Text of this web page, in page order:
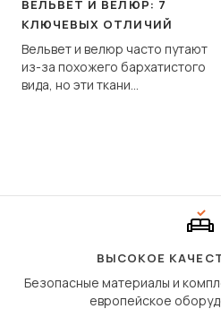
ВЕЛЬВЕТ И ВЕЛЮР: 7
КЛЮЧЕВЫХ ОТЛИЧИЙ
Вельвет и велюр часто путают
из-за похожего бархатистого
вида, но эти ткани
ВЫСОКОЕ
Безопасные материалы и
европейское